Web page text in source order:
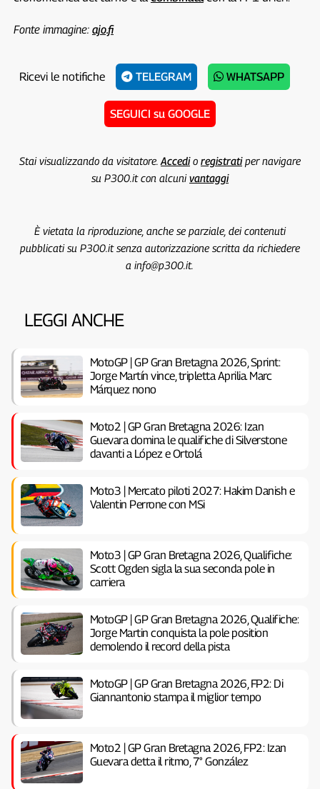
Fonte immagine: ajo.fi
Ricevi le notifiche TELEGRAM WHATSAPP
SEGUICI su GOOGLE
Stai visualizzando da visitatore. Accedio registratiper navigare
su P300.it con alcunivantaggi
È vietata la riproduzione, anche se parziale, dei contenuti
pubblicati su P300.it senza autorizzazione scritta da richiedere
a info@p300.it.
LEGGI ANCHE
MotoGP | GP Gran Bretagna 2026, Sprint:
Jorge Martín vince, tripletta Aprilia. Marc
Márquez nono
Moto2 | GP Gran Bretagna 2026: Izan
Guevara domina le qualifiche di Silverstone
davanti a López e Ortolá
Moto3 | Mercato piloti 2027: Hakim Danish e
Valentin Perrone con MSi
Moto3 | GP Gran Bretagna 2026, Qualifiche:
Scott Ogden sigla la sua seconda pole in
carriera
MotoGP | GP Gran Bretagna 2026, Qualifiche:
Jorge Martin conquista la pole position
demolendo il record della pista
MotoGP | GP Gran Bretagna 2026, FP2: Di
Giannantonio stampa il miglior tempo
Moto2 | GP Gran Bretagna 2026, FP2: Izan
Guevara detta il ritmo, 7° González